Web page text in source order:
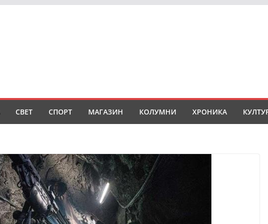
СВЕТ СПОРТ МАГАЗИН КОЛУМНИ ХРОНИКА